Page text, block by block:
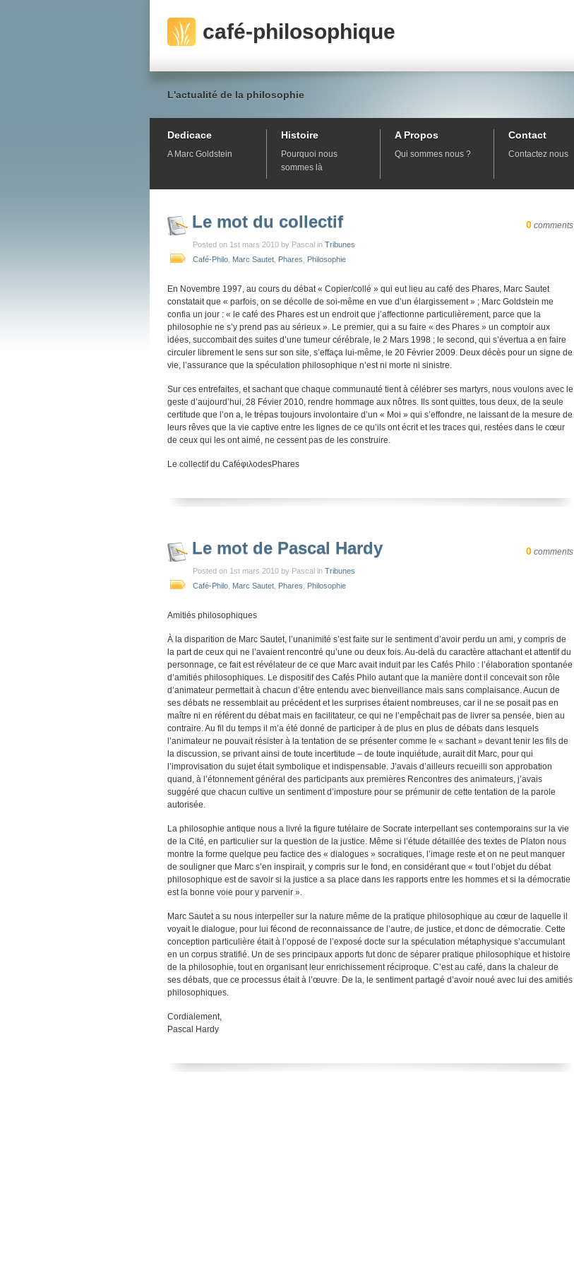
café-philosophique
L'actualité de la philosophie
Dedicace
A Marc Goldstein
Histoire
Pourquoi nous
sommes là
A Propos
Qui sommes nous ?
Contact
Contactez nous
Le mot du collectif 0 comments
Posted on 1st mars 2010 by Pascal in Tribunes
Café-Philo Marc Sautet Phares Philosophie
En Novembre 1997, au cours du débat « Copier/collé » qui eut lieu au café des Phares, Marc Sautet
constatait que « parfois, on se décolle de soi-même en vue d’un élargissement » ; Marc Goldstein me
confia un jour : « le café des Phares est un endroit que j’affectionne particulièrement, parce que la
philosophie ne s’y prend pas au sérieux ». Le premier, qui a su faire « des Phares » un comptoir aux
idées, succombait des suites d’une tumeur cérébrale, le 2 Mars 1998 ; le second, qui s’évertua a en faire
circuler librement le sens sur son site, s’effaça lui-même, le 20 Février 2009. Deux décès pour un signe de
vie, l’assurance que la spéculation philosophique n’est ni morte ni sinistre.
Sur ces entrefaites, et sachant que chaque communauté tient à célébrer ses martyrs, nous voulons avec le
geste d’aujourd’hui, 28 Févier 2010, rendre hommage aux nôtres. Ils sont quittes, tous deux, de la seule
certitude que l’on a, le trépas toujours involontaire d’un « Moi » qui s’effondre, ne laissant de la mesure de
leurs rêves que la vie captive entre les lignes de ce qu’ils ont écrit et les traces qui, restées dans le cœur
de ceux qui les ont aimé, ne cessent pas de les construire.
Le collectif du CaféφιλοdesPhares
Le mot de Pascal Hardy 0 comments
Posted on 1st mars 2010 by Pascal in Tribunes
Café-Philo Marc Sautet Phares Philosophie
Amitiés philosophiques
À la disparition de Marc Sautet, l’unanimité s’est faite sur le sentiment d’avoir perdu un ami, y compris de
la part de ceux qui ne l’avaient rencontré qu’une ou deux fois. Au-delà du caractère attachant et attentif du
personnage, ce fait est révélateur de ce que Marc avait induit par les Cafés Philo : l’élaboration spontanée
d’amitiés philosophiques. Le dispositif des Cafés Philo autant que la manière dont il concevait son rôle
d’animateur permettait à chacun d’être entendu avec bienveillance mais sans complaisance. Aucun de
ses débats ne ressemblait au précédent et les surprises étaient nombreuses, car il ne se posait pas en
maître ni en référent du débat mais en facilitateur, ce qui ne l’empêchait pas de livrer sa pensée, bien au
contraire. Au fil du temps il m’a été donné de participer à de plus en plus de débats dans lesquels
l’animateur ne pouvait résister à la tentation de se présenter comme le « sachant » devant tenir les fils de
la discussion, se privant ainsi de toute incertitude – de toute inquiétude, aurait dit Marc, pour qui
l’improvisation du sujet était symbolique et indispensable. J’avais d’ailleurs recueilli son approbation
quand, à l’étonnement général des participants aux premières Rencontres des animateurs, j’avais
suggéré que chacun cultive un sentiment d’imposture pour se prémunir de cette tentation de la parole
autorisée.
La philosophie antique nous a livré la figure tutélaire de Socrate interpellant ses contemporains sur la vie
de la Cité, en particulier sur la question de la justice. Même si l’étude détaillée des textes de Platon nous
montre la forme quelque peu factice des « dialogues » socratiques, l’image reste et on ne peut manquer
de souligner que Marc s’en inspirait, y compris sur le fond, en considérant que « tout l’objet du débat
philosophique est de savoir si la justice a sa place dans les rapports entre les hommes et si la démocratie
est la bonne voie pour y parvenir ».
Marc Sautet a su nous interpeller sur la nature même de la pratique philosophique au cœur de laquelle il
voyait le dialogue, pour lui fécond de reconnaissance de l’autre, de justice, et donc de démocratie. Cette
conception particulière était à l’opposé de l’exposé docte sur la spéculation métaphysique s’accumulant
en un corpus stratifié. Un de ses principaux apports fut donc de séparer pratique philosophique et histoire
de la philosophie, tout en organisant leur enrichissement réciproque. C’est au café, dans la chaleur de
ses débats, que ce processus était à l’œuvre. De la, le sentiment partagé d’avoir noué avec lui des amitiés
philosophiques.
Cordialement,
Pascal Hardy